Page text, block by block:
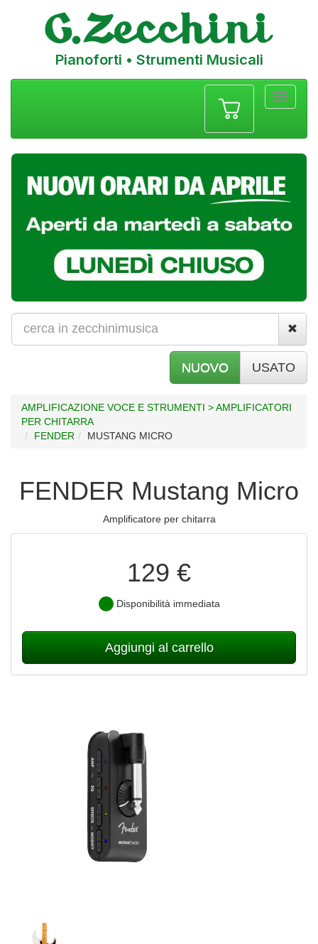
Pianoforti • Strumenti Musicali
NUOVO USATO
AMPLIFICAZIONE VOCE E STRUMENTI > AMPLIFICATORI
PER CHITARRA
FENDER
MUSTANG MICRO
FENDER Mustang Micro
Amplificatore per chitarra
129 €
Disponibilità immediata
Aggiungi al carrello